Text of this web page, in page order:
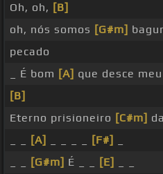
Oh, oh, [B]
oh, nós somos [G#m]
pecado
_ É bom [A] que desce
[B]
Eterno prisioneiro [C#m]
[A] [F#]
[G#m] É _ _ [E]